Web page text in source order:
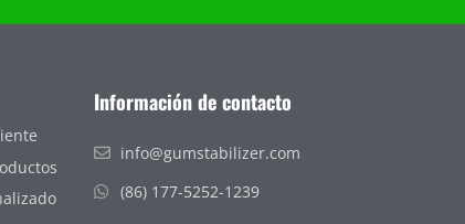
Información de contacto
info@gumstabilizer.com
(86) 177-5252-1239